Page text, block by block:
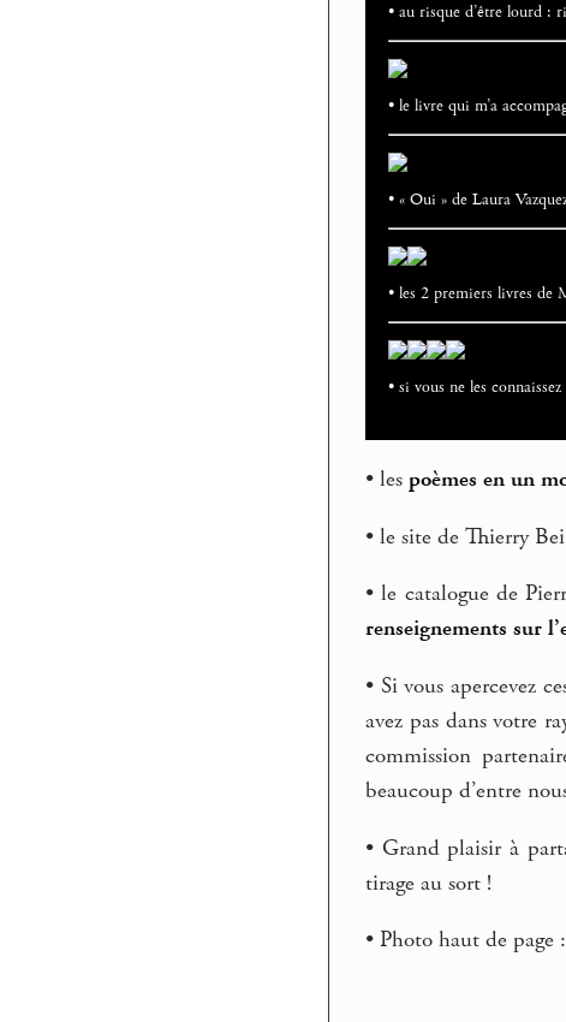
• au risque d’être lourd :
• le livre qui m’a
• « Oui » de Laura
• les 2 premiers livres de
• si vous ne les
• les poèmes en un
• le site de Thierry
• le catalogue de
renseignements sur
• Si vous apercevez
avez pas dans votre
commission
beaucoup d’entre
• Grand plaisir à
tirage au sort !
• Photo haut de